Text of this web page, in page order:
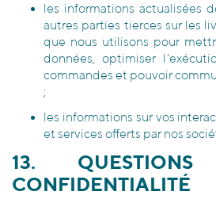
les informations actualisées
autres parties tierces sur les
que nous utilisons pour
données, optimiser
commandes et pouvoir
;
les informations sur vos
et services offerts par nos
13.
CONFIDENTIALITÉ